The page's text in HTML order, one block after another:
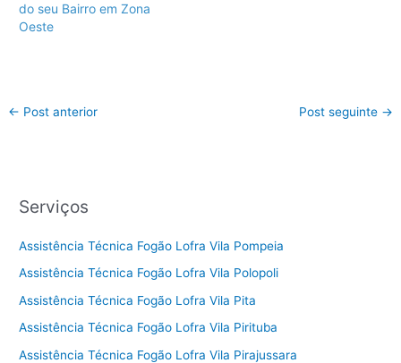
do seu Bairro em Zona
Oeste
← Post anterior Post seguinte →
Serviços
Assistência Técnica Fogão Lofra Vila Pompeia
Assistência Técnica Fogão Lofra Vila Polopoli
Assistência Técnica Fogão Lofra Vila Pita
Assistência Técnica Fogão Lofra Vila Pirituba
Assistência Técnica Fogão Lofra Vila Pirajussara